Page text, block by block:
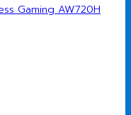
Gaming AW720H